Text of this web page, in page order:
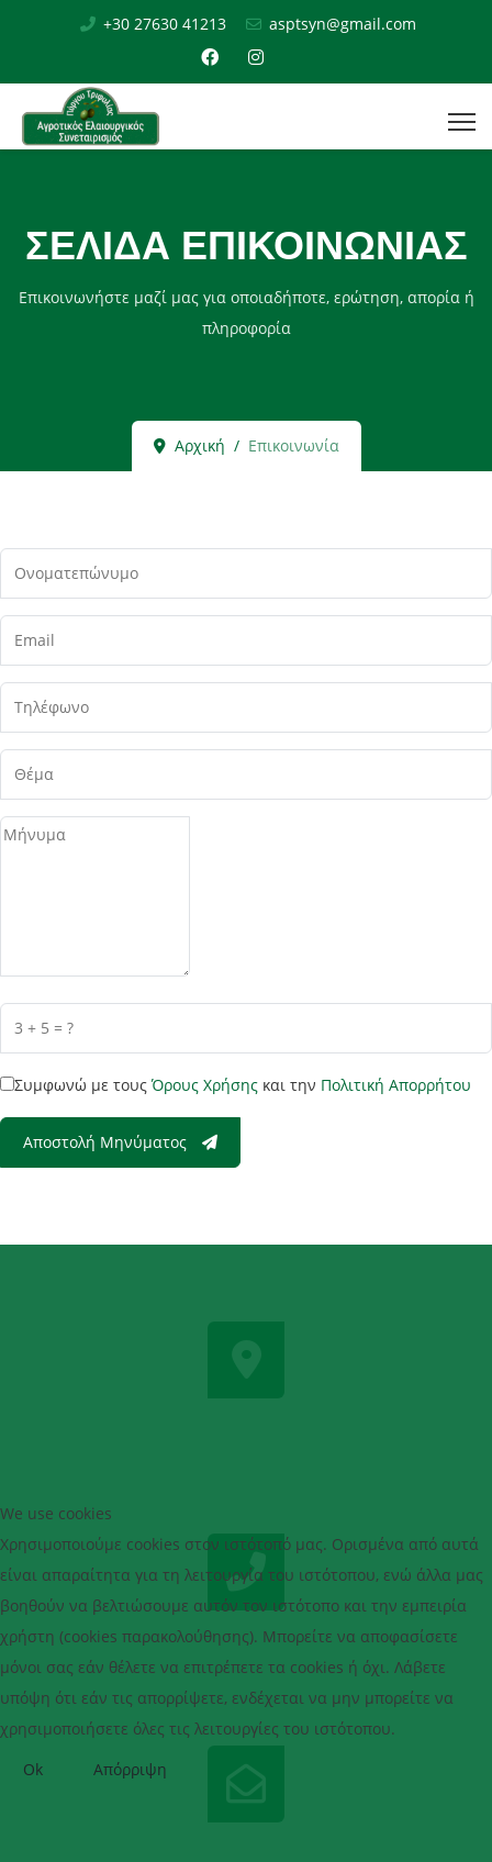
+30 27630 41213 asptsyn@gmail.com
ΣΕΛΊΔΑ ΕΠΙΚΟΙΝΩΝΊΑΣ
Επικοινωνήστε μαζί μας για οποιαδήποτε, ερώτηση, απορία ή
πληροφορία
Αρχική Επικοινωνία
Συμφωνώ με τουςΌρους Χρήσης και την Πολιτική Απορρήτου
Αποστολή Μηνύματος
ΤΗΛΈΦΩΝΟ - FAX
+30 27630 41213
We use cookies
Χρησιμοποιούμε cookies στον ιστότοπό μας. Ορισμένα από αυτά
είναι απαραίτητα για τη λειτουργία του ιστότοπου, ενώ άλλα μας
βοηθούν να βελτιώσουμε αυτόν τον ιστότοπο και την εμπειρία
χρήστη (cookies παρακολούθησης). Μπορείτε να αποφασίσετε
μόνοι σας εάν θέλετε να επιτρέπετε τα cookies ή όχι. Λάβετε
υπόψη ότι εάν τις απορρίψετε, ενδέχεται να μην μπορείτε να
χρησιμοποιήσετε όλες τις λειτουργίες του ιστότοπου.
Ok
Απόρριψη